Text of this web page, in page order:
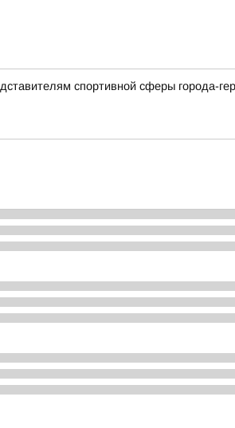
спортивной сферы города-